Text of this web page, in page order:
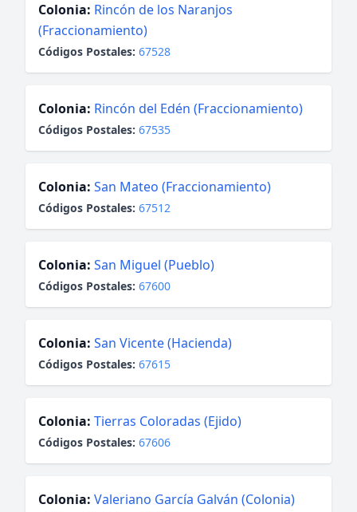
Colonia: Rincón de los Naranjos
(Fraccionamiento)
Códigos Postales: 67528
Colonia: Rincón del Edén (Fraccionamiento)
Códigos Postales: 67535
Colonia: San Mateo (Fraccionamiento)
Códigos Postales: 67512
Colonia: San Miguel (Pueblo)
Códigos Postales: 67600
Colonia: San Vicente (Hacienda)
Códigos Postales: 67615
Colonia: Tierras Coloradas (Ejido)
Códigos Postales: 67606
Colonia: Valeriano García Galván (Colonia)